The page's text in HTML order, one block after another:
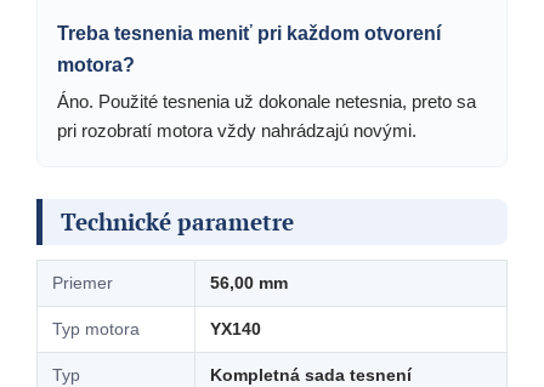
Treba tesnenia meniť pri každom otvorení
motora?
Áno. Použité tesnenia už dokonale netesnia, preto sa
pri rozobratí motora vždy nahrádzajú novými.
Technické parametre
Priemer 56,00 mm
Typ motora YX140
Typ Kompletná sada tesnení